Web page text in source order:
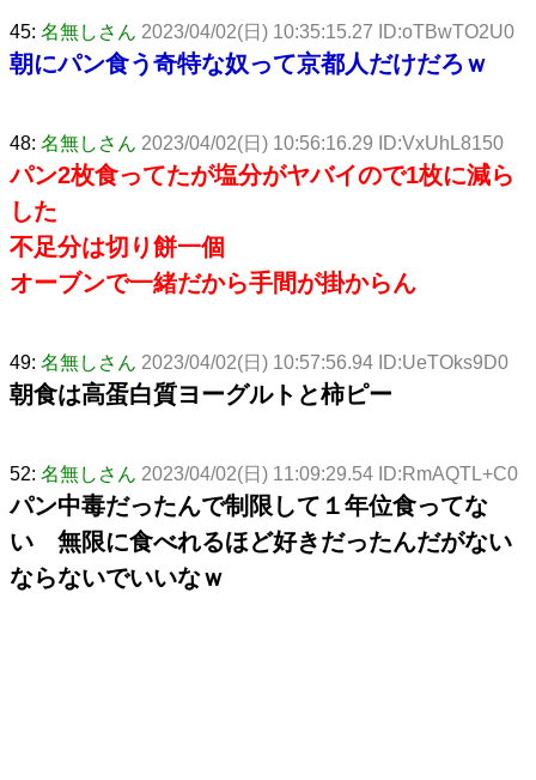
45: 名無しさん 2023/04/02(日) 10:35:15.27 ID:oTBwTO2U0
朝にパン食う奇特な奴って京都人だけだろｗ
48: 名無しさん 2023/04/02(日) 10:56:16.29 ID:VxUhL8150
パン2枚食ってたが塩分がヤバイので1枚に減ら
した
不足分は切り餅一個
オーブンで一緒だから手間が掛からん
49: 名無しさん 2023/04/02(日) 10:57:56.94 ID:UeTOks9D0
朝食は高蛋白質ヨーグルトと柿ピー
52: 名無しさん 2023/04/02(日) 11:09:29.54 ID:RmAQTL+C0
パン中毒だったんで制限して１年位食ってな
い 無限に食べれるほど好きだったんだがない
ならないでいいなｗ